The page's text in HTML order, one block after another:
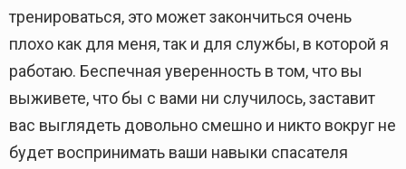
тренироваться, это может закончиться очень
плохо как для меня, так и для службы, в которой я
работаю. Беспечная уверенность в том, что вы
выживете, что бы с вами ни случилось, заставит
вас выглядеть довольно смешно и никто вокруг не
будет воспринимать ваши навыки спасателя